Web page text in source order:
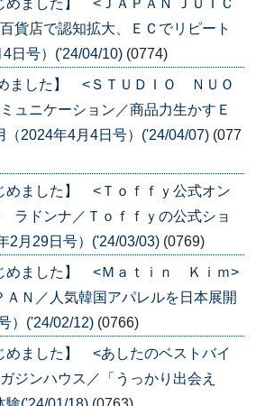
貨店で認知拡大、ＥＣでリピート
日号）('24/04/10) (0774)
めました】 <ＳＴＵＤＩＯ ＮＵＯ
ュニケーション／商品力生かすＥ
（2024年4月4日号）('24/04/07) (077
めました】 <Ｔｏｆｆｙ公式オン
ラドンナ／Ｔｏｆｆｙの公式ショ
2月29日号）('24/03/03) (0769)
めました】 <Ｍａｔｉｎ Ｋｉｍ>
Ｎ／人気韓国アパレルを日本展開
）('24/02/12) (0766)
めました】 <あしたのベストバイ
ジンハウス／「うっかり出会え